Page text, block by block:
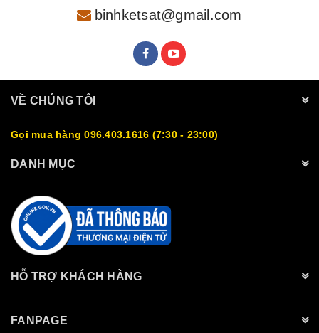
binhketsat@gmail.com
VỀ CHÚNG TÔI
Gọi mua hàng 096.403.1616 (7:30 - 23:00)
DANH MỤC
HỖ TRỢ KHÁCH HÀNG
FANPAGE